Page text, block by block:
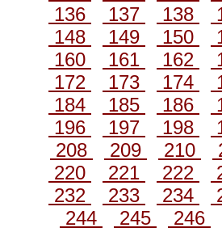
136
137 138
148
149 150
160
161 162
172
173 174
184
185 186
196
197 198
208
209 210
220
221 222
232
233 234
244
245
246